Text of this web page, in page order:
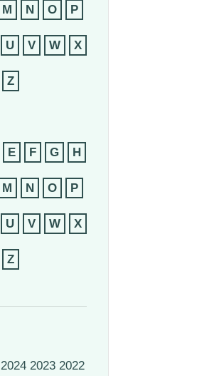
M N O P
U V W X
Z
E F G H
M N O P
U V W X
Z
2024 2023 2022